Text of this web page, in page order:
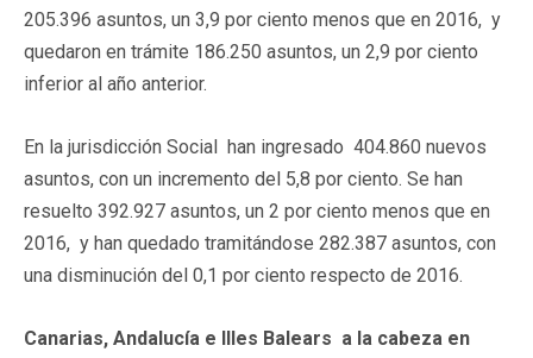
205.396 asuntos, un 3,9 por ciento menos que en 2016, y
quedaron en trámite 186.250 asuntos, un 2,9 por ciento
inferior al año anterior.
En la jurisdicción Social han ingresado 404.860 nuevos
asuntos, con un incremento del 5,8 por ciento. Se han
resuelto 392.927 asuntos, un 2 por ciento menos que en
2016, y han quedado tramitándose 282.387 asuntos, con
una disminución del 0,1 por ciento respecto de 2016.
Canarias, Andalucía e Illes Balears a la cabeza en